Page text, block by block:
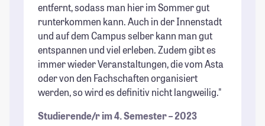
entfernt, sodass man hier im Sommer gut
runterkommen kann. Auch in der Innenstadt
und auf dem Campus selber kann man gut
entspannen und viel erleben. Zudem gibt es
immer wieder Veranstaltungen, die vom Asta
oder von den Fachschaften organisiert
werden, so wird es definitiv nicht langweilig."
Studierende/r im 4. Semester – 2023